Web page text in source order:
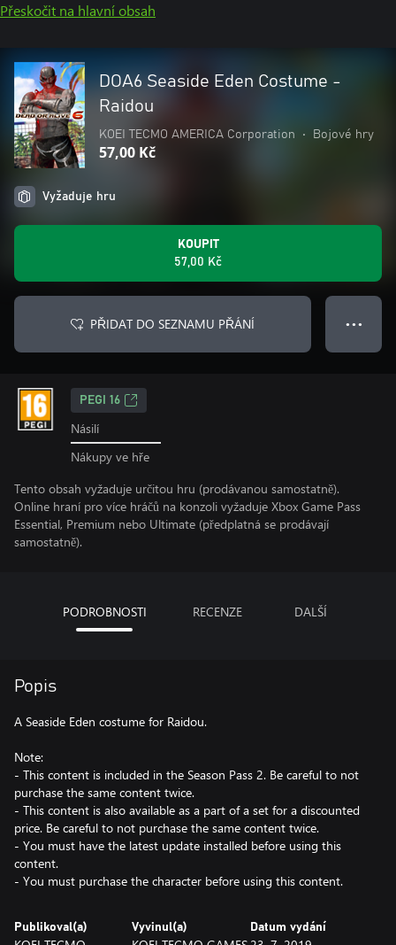
Přeskočit na hlavní obsah
DOA6 Seaside Eden Costume -
Raidou
KOEI TECMO AMERICA Corporation • Bojové hry
57,00 Kč
Vyžaduje hru
KOUPIT
57,00 Kč
PŘIDAT DO SEZNAMU PŘÁNÍ ● ● ●
PEGI 16
Násilí
Nákupy ve hře
Tento obsah vyžaduje určitou hru (prodávanou samostatně).
Online hraní pro více hráčů na konzoli vyžaduje Xbox Game Pass
Essential, Premium nebo Ultimate (předplatná se prodávají
samostatně).
PODROBNOSTI RECENZE DALŠÍ
Popis
A Seaside Eden costume for Raidou.
Note:
- This content is included in the Season Pass 2. Be careful to not
purchase the same content twice.
- This content is also available as a part of a set for a discounted
price. Be careful to not purchase the same content twice.
- You must have the latest update installed before using this
content.
- You must purchase the character before using this content.
Publikoval(a) Vyvinul(a) Datum vydání